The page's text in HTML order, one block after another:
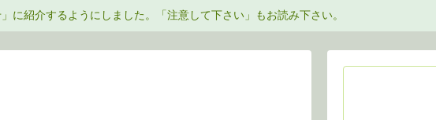
に紹介するようにしました。「注意して下さい」もお読み下さい。